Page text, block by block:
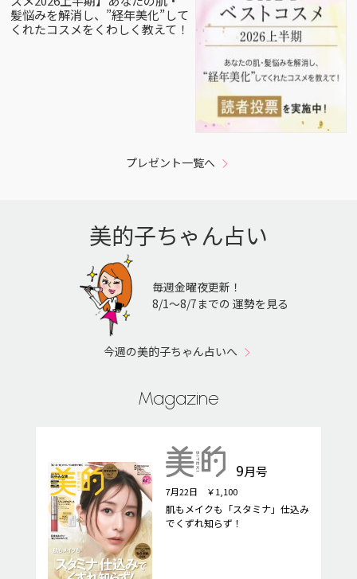
髪悩みを解消し、”経年美化”して
くれたコスメをくわしく教えて！
プレゼント一覧へ
美的子ちゃん占い
毎週金曜夜更新！
8/1〜8/7までの 運勢を見る
今週の美的子ちゃん占いへ
Magazine
9月号
7月22日 ￥1,100
肌もメイクも「スタミナ」仕込み
でくずれ知らず！